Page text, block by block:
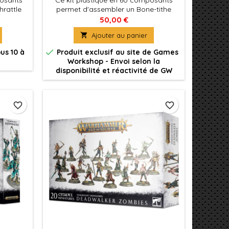
20x
10 à
permet d'assembler un Bone-tithe
Nexus, haut de quasiment 20
centimètres, presque la taille de
Nagash en personne!
50,00 €
 Ajouter au panier
 Produit exclusif au site de Games
Workshop - Envoi selon la
disponibilité et réactivité de GW
favorite_border favorite_border